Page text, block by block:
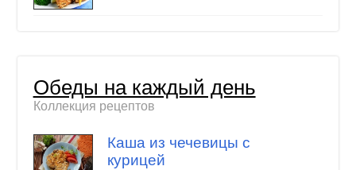
Обеды на каждый день
Коллекция рецептов
Каша из чечевицы с
курицей